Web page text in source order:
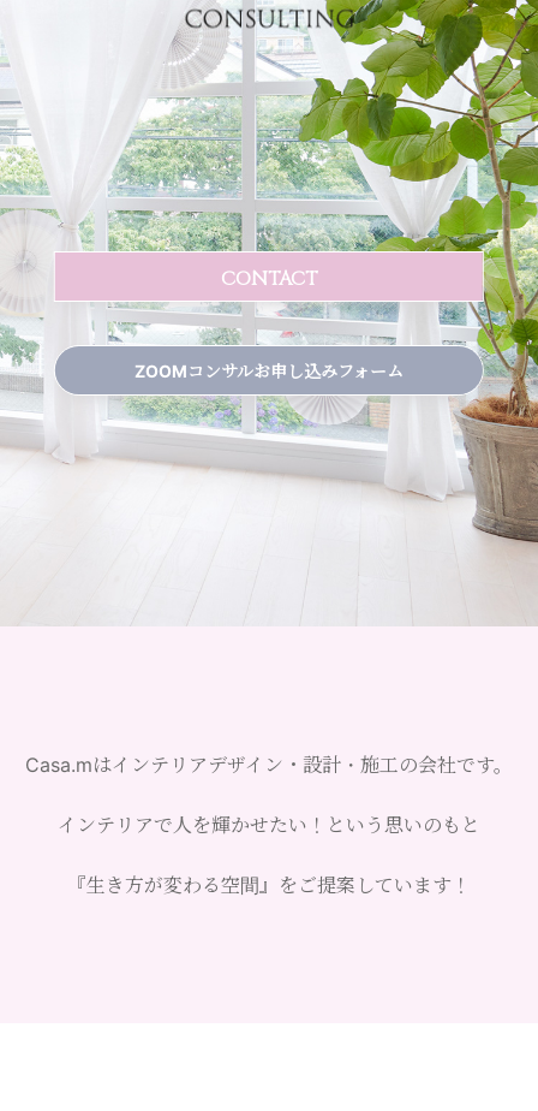
CONTACT
ZOOMコンサルお申し込みフォーム
Casa.mはインテリアデザイン・設計・施工の会社です。
インテリアで人を輝かせたい！という思いのもと
『生き方が変わる空間』をご提案しています！